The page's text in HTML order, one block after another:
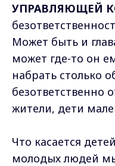
УПРАВЛЯЮЩЕЙ
Может быть и
может где-то он
набрать столько
безответственно
жители, дети
Что касается
молодых людей